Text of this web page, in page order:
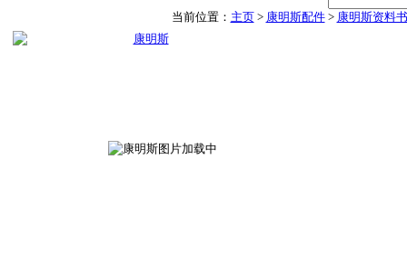
当前位置： 主页> 康明斯配件> 康明斯资料